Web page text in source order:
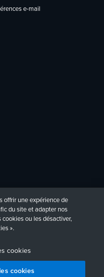
e-mail
日本語
offrir une expérience de
du site et adapter nos
ou les désactiver,
».
cookies
cookies